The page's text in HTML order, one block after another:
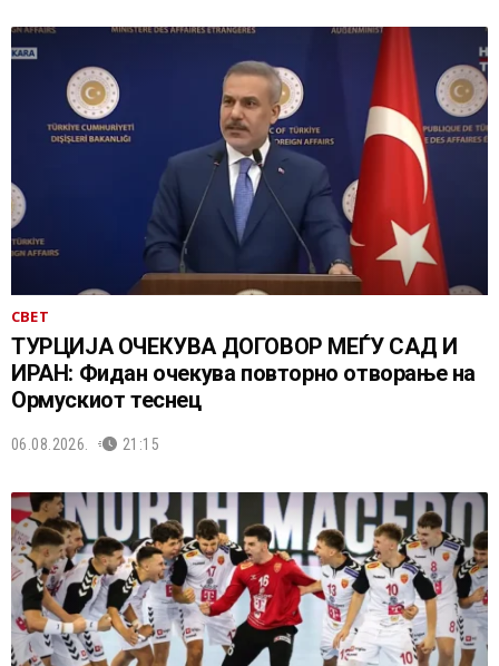
СВЕТ
ТУРЦИЈА ОЧЕКУВА ДОГОВОР МЕЃУ САД И
ИРАН: Фидан очекува повторно отворање на
Ормускиот теснец
06.08.2026. 21:15